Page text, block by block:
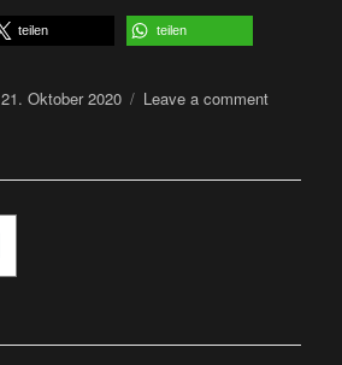
teilen teilen
Posted
21. Oktober 2020 Leave a commenton